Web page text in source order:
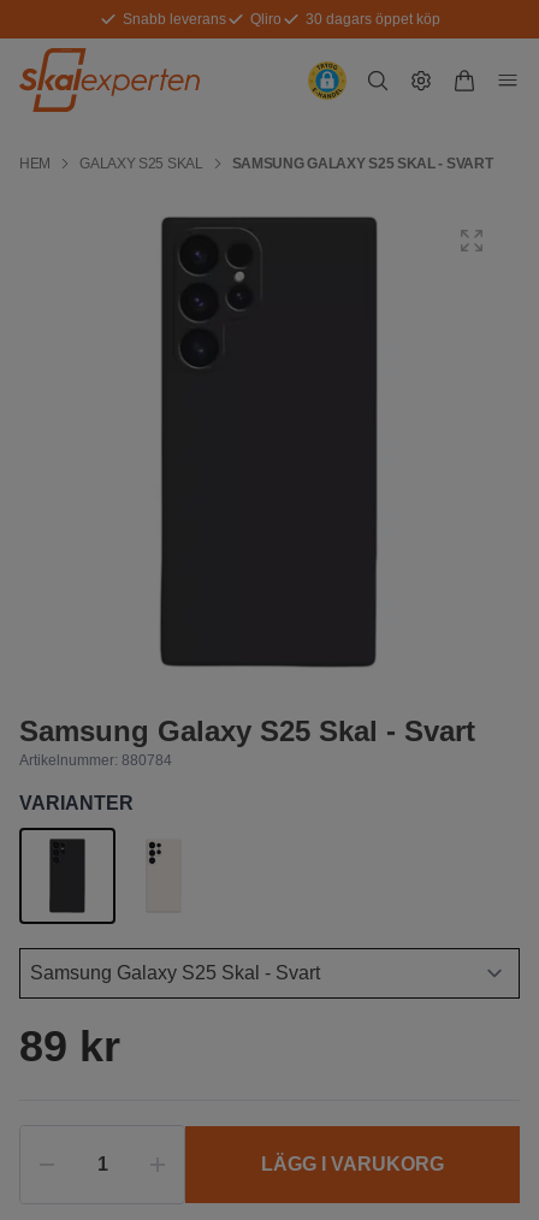
Snabb leverans Qliro 30 dagars öppet köp
HEM GALAXY S25 SKAL SAMSUNG GALAXY S25 SKAL - SVART
Samsung Galaxy S25 Skal - Svart
Artikelnummer: 880784
VARIANTER
89 kr
LÄGG I VARUKORG